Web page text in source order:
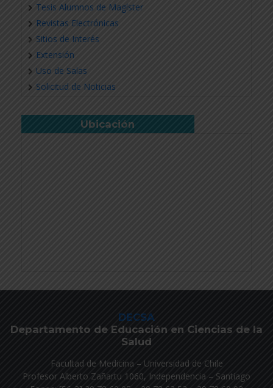
Tesis Alumnos de Magíster
Revistas Electrónicas
Sitios de Interés
Extensión
Uso de Salas
Solicitud de Noticias
Ubicación
DECSA
Departamento de Educación en Ciencias de la
Salud
Facultad de Medicina – Universidad de Chile
Profesor Alberto Zañartu 1060, Independencia – Santiago